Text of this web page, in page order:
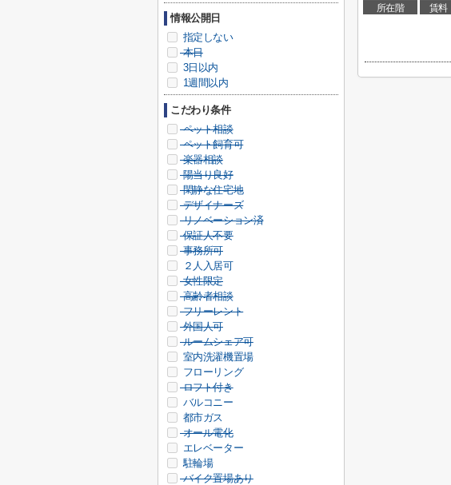
所在階 賃料
情報公開日
指定しない
本日
3日以内
1週間以内
こだわり条件
ペット相談
ペット飼育可
楽器相談
陽当り良好
閑静な住宅地
デザイナーズ
リノベーション済
保証人不要
事務所可
２人入居可
女性限定
高齢者相談
フリーレント
外国人可
ルームシェア可
室内洗濯機置場
フローリング
ロフト付き
バルコニー
都市ガス
オール電化
エレベーター
駐輪場
バイク置場あり